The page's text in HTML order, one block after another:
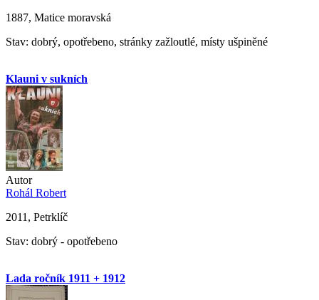
1887, Matice moravská
Stav: dobrý, opotřebeno, stránky zažloutlé, místy ušpiněné
Klauni v sukních
Autor
Rohál Robert
2011, Petrklíč
Stav: dobrý - opotřebeno
Lada ročník 1911 + 1912